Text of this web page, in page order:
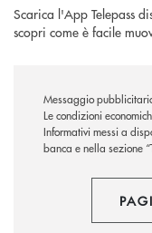
Scarica l'App Telepass
scopri come è facile
Messaggio
Le condizioni
Informativi messi a
banca e nella sezione